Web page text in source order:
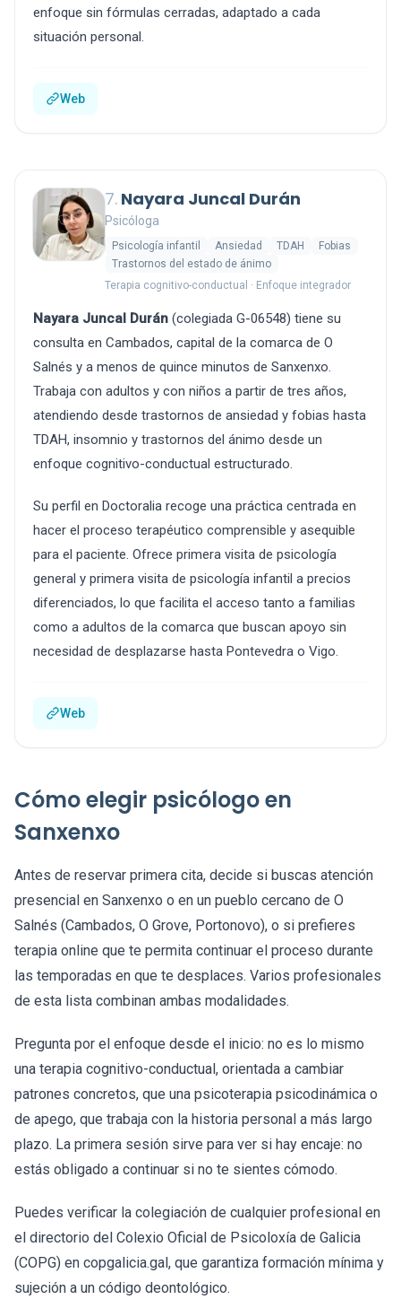
enfoque sin fórmulas cerradas, adaptado a cada
situación personal.
Web
7. Nayara Juncal Durán
Psicóloga
Psicología infantil Ansiedad TDAH
Fobias
Trastornos del estado de ánimo
Terapia cognitivo-conductual · Enfoque integrador
Nayara Juncal Durán (colegiada G-06548) tiene su
consulta en Cambados, capital de la comarca de O
Salnés y a menos de quince minutos de Sanxenxo.
Trabaja con adultos y con niños a partir de tres años,
atendiendo desde trastornos de ansiedad y fobias hasta
TDAH, insomnio y trastornos del ánimo desde un
enfoque cognitivo-conductual estructurado.
Su perfil en Doctoralia recoge una práctica centrada en
hacer el proceso terapéutico comprensible y asequible
para el paciente. Ofrece primera visita de psicología
general y primera visita de psicología infantil a precios
diferenciados, lo que facilita el acceso tanto a familias
como a adultos de la comarca que buscan apoyo sin
necesidad de desplazarse hasta Pontevedra o Vigo.
Web
Cómo elegir psicólogo en
Sanxenxo
Antes de reservar primera cita, decide si buscas atención
presencial en Sanxenxo o en un pueblo cercano de O
Salnés (Cambados, O Grove, Portonovo), o si prefieres
terapia online que te permita continuar el proceso durante
las temporadas en que te desplaces. Varios profesionales
de esta lista combinan ambas modalidades.
Pregunta por el enfoque desde el inicio: no es lo mismo
una terapia cognitivo-conductual, orientada a cambiar
patrones concretos, que una psicoterapia psicodinámica o
de apego, que trabaja con la historia personal a más largo
plazo. La primera sesión sirve para ver si hay encaje: no
estás obligado a continuar si no te sientes cómodo.
Puedes verificar la colegiación de cualquier profesional en
el directorio del Colexio Oficial de Psicoloxía de Galicia
(COPG) en copgalicia.gal, que garantiza formación mínima y
sujeción a un código deontológico.